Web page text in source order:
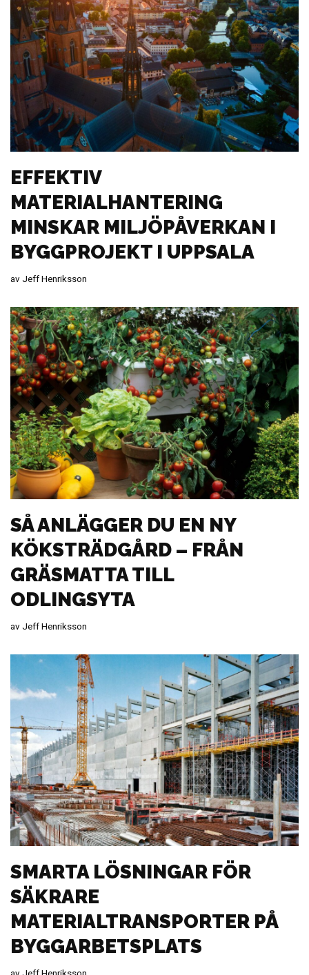
EFFEKTIV
MATERIALHANTERING
MINSKAR MILJÖPÅVERKAN I
BYGGPROJEKT I UPPSALA
avJeff Henriksson
SÅ ANLÄGGER DU EN NY
KÖKSTRÄDGÅRD – FRÅN
GRÄSMATTA TILL
ODLINGSYTA
avJeff Henriksson
SMARTA LÖSNINGAR FÖR
SÄKRARE
MATERIALTRANSPORTER PÅ
BYGGARBETSPLATS